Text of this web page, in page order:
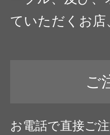
ていただくお
ご
お電話で直接ご